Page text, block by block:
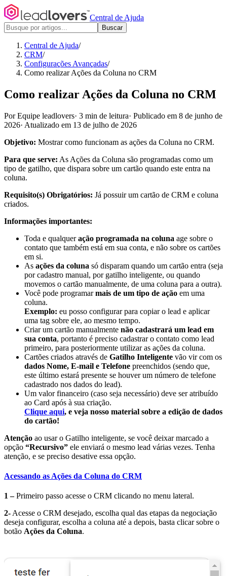
Central de Ajuda
Buscar
Central de Ajuda/
CRM/
Configurações Avançadas/
Como realizar Ações da Coluna no CRM
Como realizar Ações da Coluna no CRM
Por Equipe leadlovers· 3 min de leitura· Publicado em 8 de junho de
2026· Atualizado em 13 de julho de 2026
Objetivo: Mostrar como funcionam as ações da Coluna no CRM.
Para que serve: As Ações da Coluna são programadas como um
tipo de gatilho, que dispara sobre um cartão quando este entra na
coluna.
Requisito(s) Obrigatórios: Já possuir um cartão de CRM e coluna
criados.
Informações importantes:
Toda e qualqueração programada na coluna age sobre o
contato que também está em sua conta, e não sobre os cartões
em si.
As ações da coluna só disparam quando um cartão entra (seja
por cadastro manual, por gatilho inteligente, ou quando
movemos o cartão manualmente, de uma coluna para a outra).
Você pode programarmais de um tipo de ação em uma
coluna.
Exemplo: eu posso configurar para copiar o lead e aplicar
uma tag sobre ele, ao mesmo tempo.
Criar um cartão manualmente não cadastrará um lead em
sua conta, portanto é preciso cadastrar o contato como lead
primeiro, para posteriormente utilizar as ações da coluna.
Cartões criados através de Gatilho Inteligente vão vir com os
dados Nome, E-mail e Telefone preenchidos (sendo que,
este último estará presente se houver um número de telefone
cadastrado nos dados do lead).
Um valor financeiro (caso seja necessário) deve ser atribuído
ao Card após à sua criação.
Clique aqui, e veja nosso material sobre a edição de dados
do cartão!
Atenção ao usar o Gatilho inteligente, se você deixar marcado a
opção “Recursivo” ele enviará o mesmo lead várias vezes. Tenha
atenção, e se preciso desative essa opção.
Acessando as Ações da Coluna do CRM
1 –Primeiro passo acesse o CRM clicando no menu lateral.
2- Acesse o CRM desejado, escolha qual das etapas da negociação
deseja configurar, escolha a coluna até a depois, basta clicar sobre o
botão Ações da Coluna.